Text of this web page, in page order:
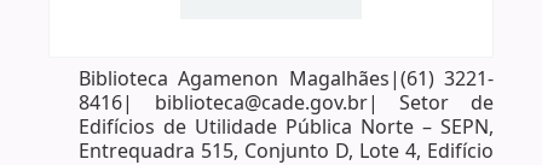
Biblioteca Agamenon Magalhães|(61) 3221-
8416| biblioteca@cade.gov.br| Setor de
Edifícios de Utilidade Pública Norte – SEPN,
Entrequadra 515, Conjunto D, Lote 4, Edifício